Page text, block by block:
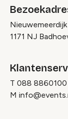
Nieuwemeerdijk
1171 NJ
T 088 8860100
M